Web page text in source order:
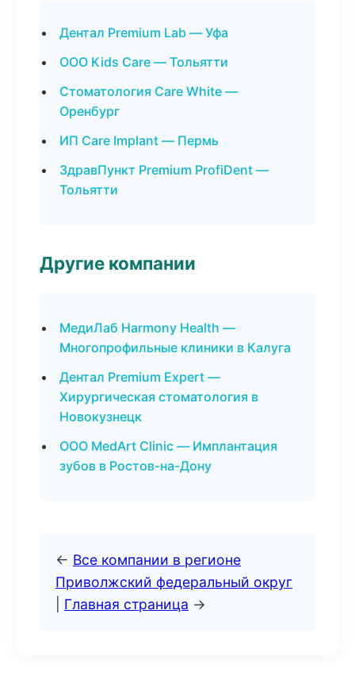
Дентал Premium Lab — Уфа
ООО Kids Care — Тольятти
Стоматология Care White —
Оренбург
ИП Care Implant — Пермь
ЗдравПункт Premium ProfiDent —
Тольятти
Другие компании
МедиЛаб Harmony Health —
Многопрофильные клиники в Калуга
Дентал Premium Expert —
Хирургическая стоматология в
Новокузнецк
ООО MedArt Clinic — Имплантация
зубов в Ростов-на-Дону
← Все компании в регионе
Приволжский федеральный округ
Главная страница →